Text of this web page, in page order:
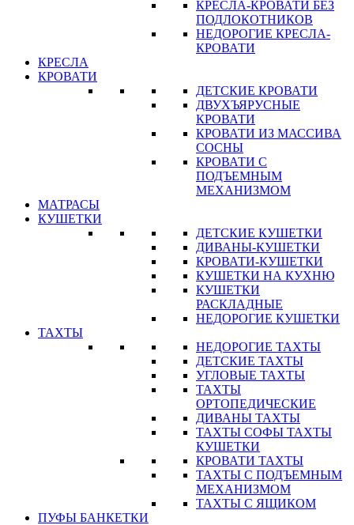
КРЕСЛА-КРОВАТИ БЕЗ
ПОДЛОКОТНИКОВ
НЕДОРОГИЕ КРЕСЛА-
КРОВАТИ
КРЕСЛА
КРОВАТИ
ДЕТСКИЕ КРОВАТИ
ДВУХЪЯРУСНЫЕ
КРОВАТИ
КРОВАТИ ИЗ МАССИВА
СОСНЫ
КРОВАТИ С
ПОДЪЕМНЫМ
МЕХАНИЗМОМ
МАТРАСЫ
КУШЕТКИ
ДЕТСКИЕ КУШЕТКИ
ДИВАНЫ-КУШЕТКИ
КРОВАТИ-КУШЕТКИ
КУШЕТКИ НА КУХНЮ
КУШЕТКИ
РАСКЛАДНЫЕ
НЕДОРОГИЕ КУШЕТКИ
ТАХТЫ
НЕДОРОГИЕ ТАХТЫ
ДЕТСКИЕ ТАХТЫ
УГЛОВЫЕ ТАХТЫ
ТАХТЫ
ОРТОПЕДИЧЕСКИЕ
ДИВАНЫ ТАХТЫ
ТАХТЫ СОФЫ ТАХТЫ
КУШЕТКИ
КРОВАТИ ТАХТЫ
ТАХТЫ С ПОДЪЕМНЫМ
МЕХАНИЗМОМ
ТАХТЫ С ЯЩИКОМ
ПУФЫ БАНКЕТКИ